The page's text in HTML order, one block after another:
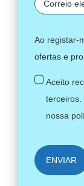
Ao registar-
ofertas e
Aceito
terceiros.
nossa
ENVIAR